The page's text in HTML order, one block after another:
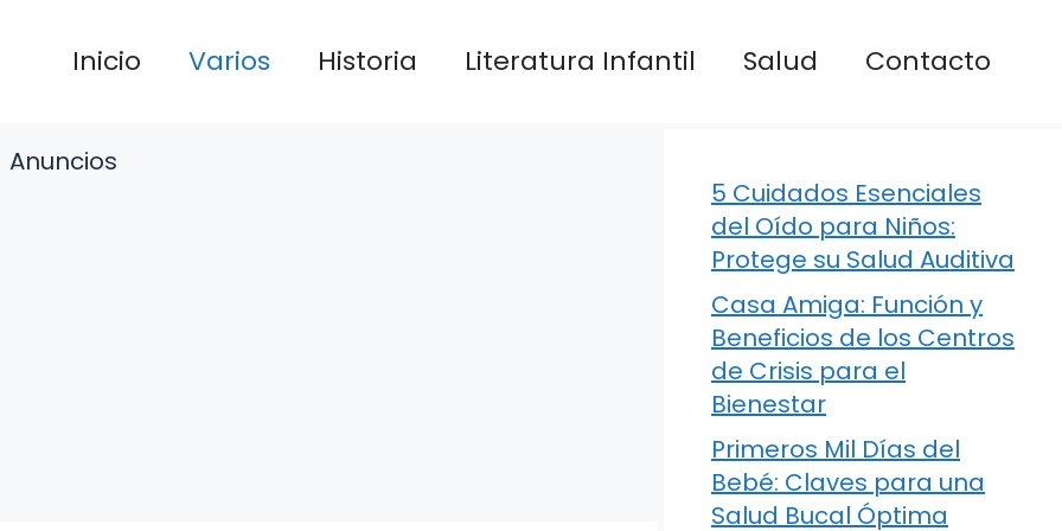
Inicio Varios Historia Literatura Infantil Salud Contacto
Anuncios
5 Cuidados Esenciales
del Oído para Niños:
Protege su Salud Auditiva
Casa Amiga: Función y
Beneficios de los Centros
de Crisis para el
Bienestar
Primeros Mil Días del
Bebé: Claves para una
Salud Bucal Óptima